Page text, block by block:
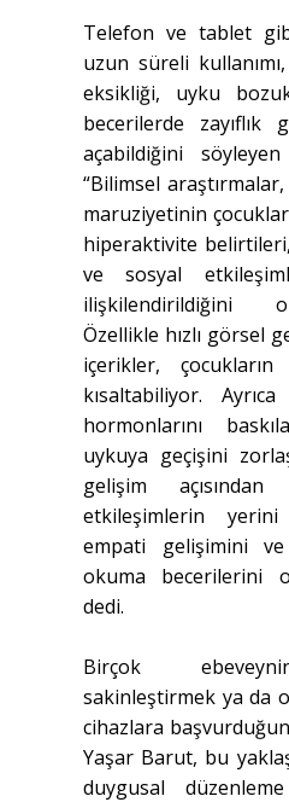
Telefon ve tablet
uzun süreli
eksikliği, uyku
becerilerde
açabildiğini
“Bilimsel
maruziyetinin
hiperaktivite
ve sosyal
ilişkilendirildiğini
Özellikle hızlı görsel
içerikler,
kısaltabiliyor.
hormonlarını
uykuya geçişini
gelişim
etkileşimlerin yerini
empati gelişimini ve
okuma becerilerini
dedi.
Birçok
sakinleştirmek ya da
cihazlara
Yaşar Barut, bu
duygusal